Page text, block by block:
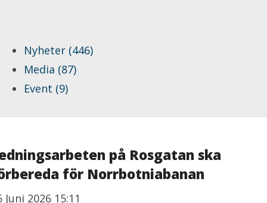
Nyheter (446)
Media (87)
Event (9)
på Rosgatan ska
för Norrbotniabanan
Juni 2026 15:11